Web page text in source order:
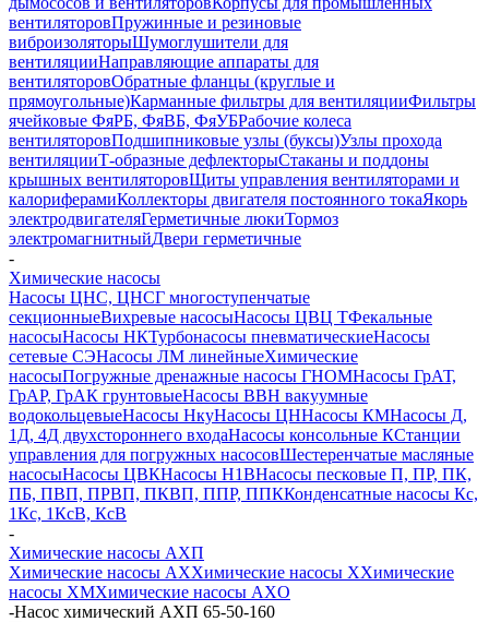
вентиляторовПружинные и резиновые
виброизоляторыШумоглушители для
вентиляцииНаправляющие аппараты для
вентиляторовОбратные фланцы (круглые и
прямоугольные)Карманные фильтры для вентиляцииФильтры
ячейковые ФяРБ, ФяВБ, ФяУБРабочие колеса
вентиляторовПодшипниковые узлы (буксы)Узлы прохода
вентиляцииТ-образные дефлекторыСтаканы и поддоны
крышных вентиляторовЩиты управления вентиляторами и
калориферамиКоллекторы двигателя постоянного токаЯкорь
электродвигателяГерметичные люкиТормоз
электромагнитныйДвери герметичные
-
Химические насосы
Насосы ЦНС, ЦНСГ многоступенчатые
секционныеВихревые насосыНасосы ЦВЦ ТФекальные
насосыНасосы НКТурбонасосы пневматическиеНасосы
сетевые СЭНасосы ЛМ линейныеХимические
насосыПогружные дренажные насосы ГНОМНасосы ГрАТ,
ГрАР, ГрАК грунтовыеНасосы ВВН вакуумные
водокольцевыеНасосы НкуНасосы ЦННасосы КМНасосы Д,
1Д, 4Д двухстороннего входаНасосы консольные КСтанции
управления для погружных насосовШестеренчатые масляные
насосыНасосы ЦВКНасосы Н1ВНасосы песковые П, ПР, ПК,
ПБ, ПВП, ПРВП, ПКВП, ППР, ППККонденсатные насосы Кс,
1Кс, 1КсВ, КсВ
-
Химические насосы АХП
Химические насосы AXХимические насосы XХимические
насосы XМХимические насосы AXО
-Насос химический АХП 65-50-160